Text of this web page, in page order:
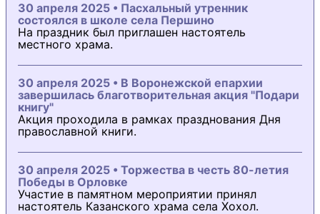
30 апреля 2025 • Пасхальный утренник
состоялся в школе села Першино
На праздник был приглашен настоятель
местного храма.
30 апреля 2025 • В Воронежской епархии
завершилась благотворительная акция "Подари
книгу"
Акция проходила в рамках празднования Дня
православной книги.
30 апреля 2025 • Торжества в честь 80-летия
Победы в Орловке
Участие в памятном мероприятии принял
настоятель Казанского храма села Хохол.